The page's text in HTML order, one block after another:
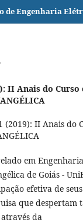
II Anais do Curso
em
de Goiás -
efetiva de
que despertam
da